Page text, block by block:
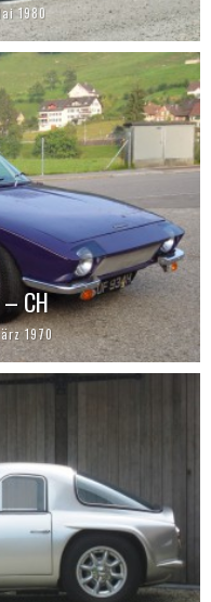
1980
CH
1970